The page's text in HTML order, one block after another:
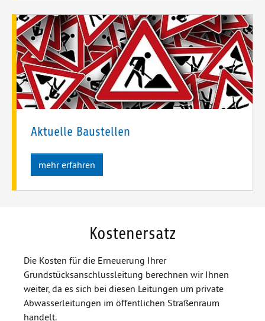
Aktuelle Baustellen
mehr erfahren
Kostenersatz
Die Kosten für die Erneuerung Ihrer
Grundstücksanschlussleitung berechnen wir Ihnen
weiter, da es sich bei diesen Leitungen um private
Abwasserleitungen im öffentlichen Straßenraum
handelt.